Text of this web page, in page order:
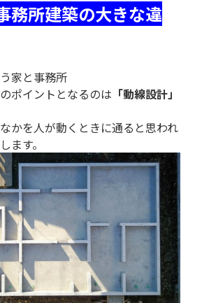
務所建築の大きな違
家と事務所
ポイントとなるのは 「動線設計」
かを人が動くときに通ると思われ
ます。